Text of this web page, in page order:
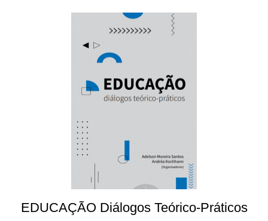
EDUCAÇÃO Diálogos Teórico-Práticos